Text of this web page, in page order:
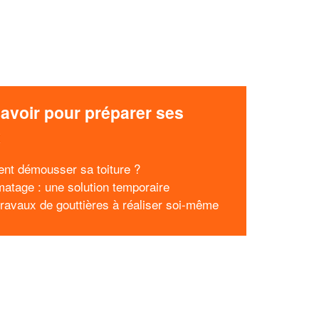
pour préparer ses
démousser sa toiture ?
: une solution temporaire
de gouttières à réaliser soi-même